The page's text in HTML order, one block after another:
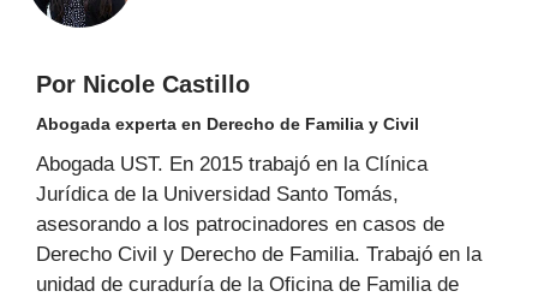
Por Nicole Castillo
Abogada experta en Derecho de Familia y Civil
Abogada UST. En 2015 trabajó en la Clínica
Jurídica de la Universidad Santo Tomás,
asesorando a los patrocinadores en casos de
Derecho Civil y Derecho de Familia. Trabajó en la
unidad de curaduría de la Oficina de Familia de